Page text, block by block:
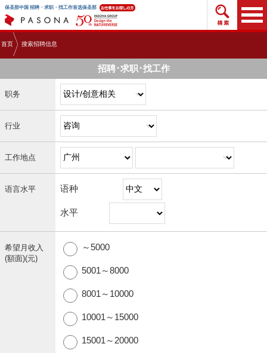
保圣那中国 招聘・求职・找工作首选保圣那 搜索
首页 搜索招聘信息
招聘･求职･找工作
职务
行业
工作地点
语言水平 语种
水平
希望月收入
(額面)(元)
～5000
5001～8000
8001～10000
10001～15000
15001～20000